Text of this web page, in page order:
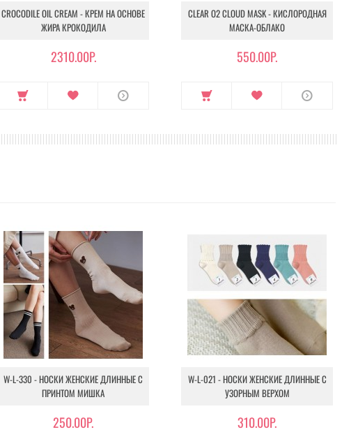
CROCODILE OIL CREAM - КРЕМ НА ОСНОВЕ
ЖИРА КРОКОДИЛА
2310.00Р.
CLEAR O2 CLOUD MASK - КИСЛОРОДНАЯ
МАСКА-ОБЛАКО
550.00Р.
W-L-330 - НОСКИ ЖЕНСКИЕ ДЛИННЫЕ С
ПРИНТОМ МИШКА
250.00Р.
W-L-021 - НОСКИ ЖЕНСКИЕ ДЛИННЫЕ С
УЗОРНЫМ ВЕРХОМ
310.00Р.